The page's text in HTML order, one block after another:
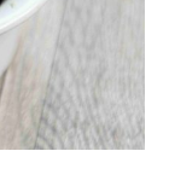
posilování
HYROX
kanceláře
Rutiny
Nápoje
recepty
je Rutina?
je Rutina?
dotazy